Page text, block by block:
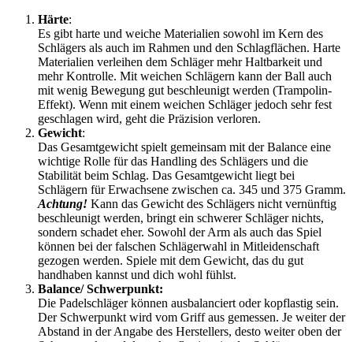
Härte:
Es gibt harte und weiche Materialien sowohl im Kern des
Schlägers als auch im Rahmen und den Schlagflächen. Harte
Materialien verleihen dem Schläger mehr Haltbarkeit und
mehr Kontrolle. Mit weichen Schlägern kann der Ball auch
mit wenig Bewegung gut beschleunigt werden (Trampolin-
Effekt). Wenn mit einem weichen Schläger jedoch sehr fest
geschlagen wird, geht die Präzision verloren.
Gewicht:
Das Gesamtgewicht spielt gemeinsam mit der Balance eine
wichtige Rolle für das Handling des Schlägers und die
Stabilität beim Schlag. Das Gesamtgewicht liegt bei
Schlägern für Erwachsene zwischen ca. 345 und 375 Gramm.
Achtung! Kann das Gewicht des Schlägers nicht vernünftig
beschleunigt werden, bringt ein schwerer Schläger nichts,
sondern schadet eher. Sowohl der Arm als auch das Spiel
können bei der falschen Schlägerwahl in Mitleidenschaft
gezogen werden. Spiele mit dem Gewicht, das du gut
handhaben kannst und dich wohl fühlst.
Balance/ Schwerpunkt:
Die Padelschläger können ausbalanciert oder kopflastig sein.
Der Schwerpunkt wird vom Griff aus gemessen. Je weiter der
Abstand in der Angabe des Herstellers, desto weiter oben der